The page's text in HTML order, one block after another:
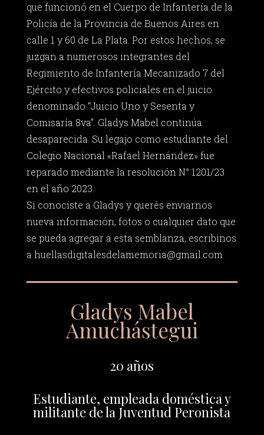
que funcionó en el Cuerpo de Infantería de la
Policía de la Provincia de Buenos Aires en
calle 1 y 60 de La Plata. Por estos hechos, se
juzgan a numerosos integrantes del
Regimiento de Infantería Mecanizado 7 del
Ejército y efectivos policiales en el juicio
denominado “Juicio Uno y Sesenta y
Comisaría 8va”. Gladys Mabel continúa
desaparecida. Su legajo como estudiante del
Colegio Nacional «Rafael Hernández» fue
reparado mediante la resolución N° 1201/23
en el año 2023.
Si conociste a Gladys y querés enviarnos
nueva información, fotos o cualquier dato que
se pueda agregar a esta semblanza, escribinos
a huellasdigitalesdelamemoria@gmail.com
Gladys Mabel
Amuchástegui
20 años
Estudiante, empleada doméstica y
militante de la Juventud Peronista